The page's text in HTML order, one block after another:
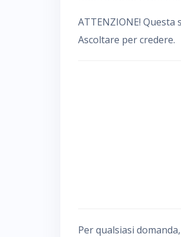
ATTENZIONE!
Ascoltare per credere.
Per qualsiasi